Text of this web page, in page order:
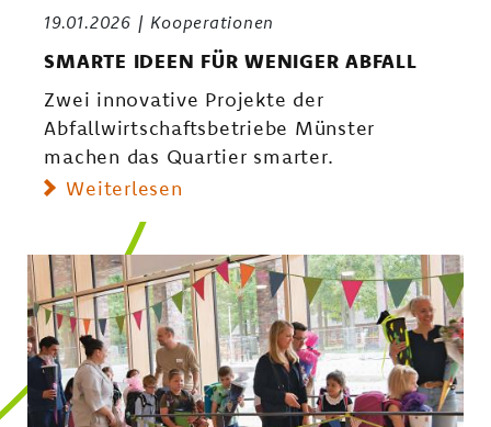
19.01.2026 Kooperationen
SMARTE IDEEN FÜR WENIGER ABFALL
Zwei innovative Projekte der
Abfallwirtschaftsbetriebe Münster
machen das Quartier smarter.
Weiterlesen